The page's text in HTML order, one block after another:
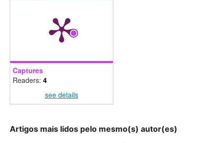
Captures
Readers: 4
see details
Artigos mais lidos pelo mesmo(s) autor(es)